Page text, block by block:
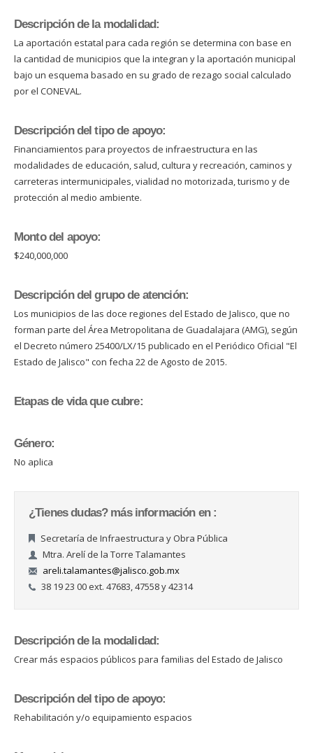
Descripción de la modalidad:
La aportación estatal para cada región se determina con base en
la cantidad de municipios que la integran y la aportación municipal
bajo un esquema basado en su grado de rezago social calculado
por el CONEVAL.
Descripción del tipo de apoyo:
Financiamientos para proyectos de infraestructura en las
modalidades de educación, salud, cultura y recreación, caminos y
carreteras intermunicipales, vialidad no motorizada, turismo y de
protección al medio ambiente.
Monto del apoyo:
$240,000,000
Descripción del grupo de atención:
Los municipios de las doce regiones del Estado de Jalisco, que no
forman parte del Área Metropolitana de Guadalajara (AMG), según
el Decreto número 25400/LX/15 publicado en el Periódico Oficial "El
Estado de Jalisco" con fecha 22 de Agosto de 2015.
Etapas de vida que cubre:
Género:
No aplica
¿Tienes dudas? más información en :
Secretaría de Infraestructura y Obra Pública
Mtra. Arelí de la Torre Talamantes
areli.talamantes@jalisco.gob.mx
38 19 23 00 ext. 47683, 47558 y 42314
Descripción de la modalidad:
Crear más espacios públicos para familias del Estado de Jalisco
Descripción del tipo de apoyo:
Rehabilitación y/o equipamiento espacios